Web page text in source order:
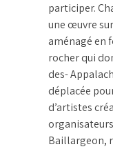
participer.
une œuvre
aménagé en
rocher qui
des-
déplacée
d’artistes
Baillargeon,